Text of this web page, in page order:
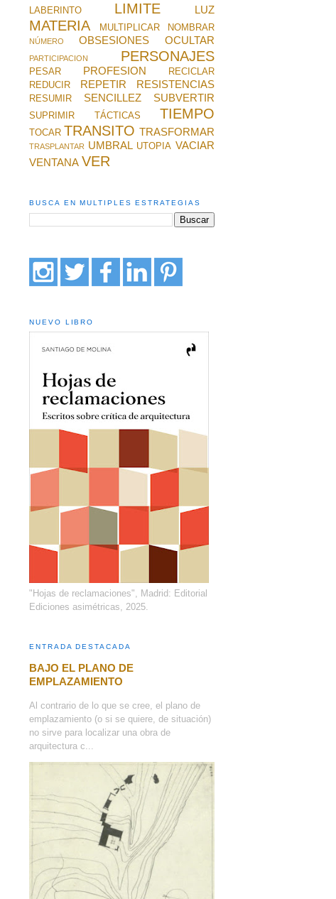
LABERINTO LIMITE LUZ
MATERIA MULTIPLICAR NOMBRAR
NÚMERO OBSESIONES OCULTAR
PARTICIPACION PERSONAJES
PESAR PROFESION
RECICLAR
REDUCIR
REPETIR RESISTENCIAS
RESUMIR SENCILLEZ SUBVERTIR
SUPRIMIR TÁCTICAS TIEMPO
TOCAR TRANSITO TRASFORMAR
TRASPLANTAR UMBRAL UTOPIA VACIAR
VENTANA VER
BUSCA EN MULTIPLES ESTRATEGIAS
NUEVO LIBRO
"Hojas de reclamaciones", Madrid: Editorial
Ediciones asimétricas, 2025.
ENTRADA DESTACADA
BAJO EL PLANO DE
EMPLAZAMIENTO
Al contrario de lo que se cree, el plano de
emplazamiento (o si se quiere, de situación)
no sirve para localizar una obra de
arquitectura c...